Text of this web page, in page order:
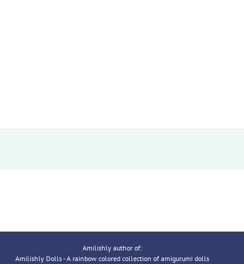
Amilishly author of:
Amilishly Dolls - A rainbow colored collection of amigurumi dolls